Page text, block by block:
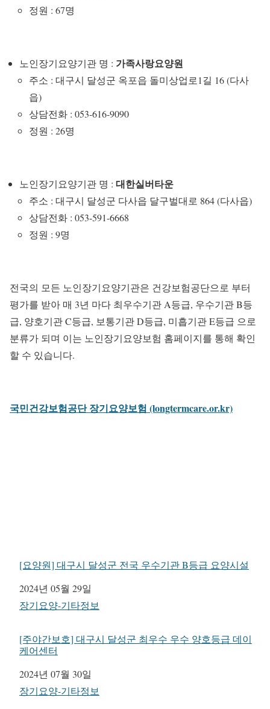
정원 : 67명
노인장기요양기관 명 : 가족사랑요양원
주소 : 대구시 달성군 옥포읍 돌미상업로1길 16 (다사
읍)
상담전화 : 053-616-9090
정원 : 26명
노인장기요양기관 명 : 대한실버타운
주소 : 대구시 달성군 다사읍 달구벌대로 864 (다사읍)
상담전화 : 053-591-6668
정원 : 9명
전국의 모든 노인장기요양기관은 건강보험공단으로 부터
평가를 받아 매 3년 마다 최우수기관 A등급, 우수기관 B등
급, 양호기관 C등급, 보통기관 D등급, 미흡기관 E등급 으로
분류가 되며 이는 노인장기요양보험 홈페이지를 통해 확인
할 수 있습니다.
국민건강보험공단 장기요양보험 (longtermcare.or.kr)
[요양원] 대구시 달성군 전국 우수기관 B등급 요양시설
일자
2024년 05월 29일
관련 항목
장기요양-기타정보
[주야간보호] 대구시 달성군 최우수 우수 양호등급 데이
케어센터
일자
2024년 07월 30일
관련 항목
장기요양-기타정보